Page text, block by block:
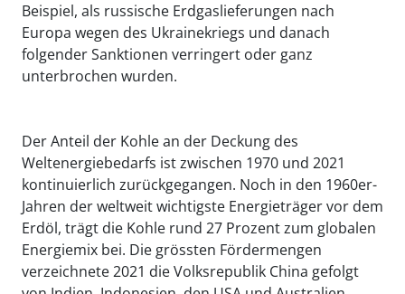
Beispiel, als russische Erdgaslieferungen nach
Europa wegen des Ukrainekriegs und danach
folgender Sanktionen verringert oder ganz
unterbrochen wurden.
Der Anteil der Kohle an der Deckung des
Weltenergiebedarfs ist zwischen 1970 und 2021
kontinuierlich zurückgegangen. Noch in den 1960er-
Jahren der weltweit wichtigste Energieträger vor dem
Erdöl, trägt die Kohle rund 27 Prozent zum globalen
Energiemix bei. Die grössten Fördermengen
verzeichnete 2021 die Volksrepublik China gefolgt